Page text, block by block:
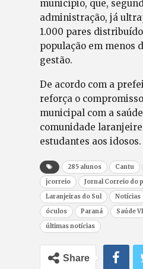
município, que,
administração, já
1.000 pares
população em menos
gestão.
De acordo com a
reforça o
municipal com a
comunidade
estudantes aos idosos.
285 alunos Cantu
jcorreio
Jornal Correio do
Laranjeiras do Sul
Notícias
óculos
Paraná
Saúde
últimas notícias
Share